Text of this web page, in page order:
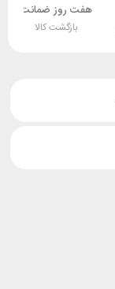
هفت روز ضمانت
بازگشت کالا